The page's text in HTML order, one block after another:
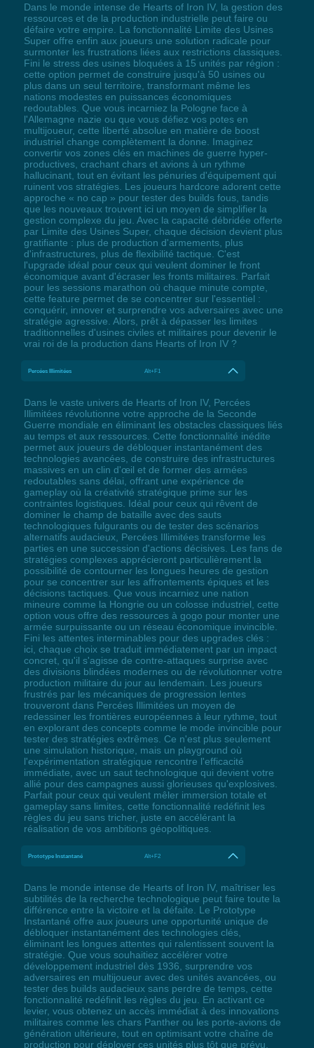
Dans le monde intense de Hearts of Iron IV, la gestion des
ressources et de la production industrielle peut faire ou
défaire votre empire. La fonctionnalité Limite des Usines
Super offre enfin aux joueurs une solution radicale pour
surmonter les frustrations liées aux restrictions classiques.
Fini le stress des usines bloquées à 15 unités par région :
cette option permet de construire jusqu'à 50 usines ou
plus dans un seul territoire, transformant même les
nations modestes en puissances économiques
redoutables. Que vous incarniez la Pologne face à
l'Allemagne nazie ou que vous défiez vos potes en
multijoueur, cette liberté absolue en matière de boost
industriel change complètement la donne. Imaginez
convertir vos zones clés en machines de guerre hyper-
productives, crachant chars et avions à un rythme
hallucinant, tout en évitant les pénuries d'équipement qui
ruinent vos stratégies. Les joueurs hardcore adorent cette
approche « no cap » pour tester des builds fous, tandis
que les nouveaux trouvent ici un moyen de simplifier la
gestion complexe du jeu. Avec la capacité débridée offerte
par Limite des Usines Super, chaque décision devient plus
gratifiante : plus de production d'armements, plus
d'infrastructures, plus de flexibilité tactique. C'est
l'upgrade idéal pour ceux qui veulent dominer le front
économique avant d'écraser les fronts militaires. Parfait
pour les sessions marathon où chaque minute compte,
cette feature permet de se concentrer sur l'essentiel :
conquérir, innover et surprendre vos adversaires avec une
stratégie agressive. Alors, prêt à dépasser les limites
traditionnelles d'usines civiles et militaires pour devenir le
vrai roi de la production dans Hearts of Iron IV ?
Percées Illimitées Alt+F1
Dans le vaste univers de Hearts of Iron IV, Percées
Illimitées révolutionne votre approche de la Seconde
Guerre mondiale en éliminant les obstacles classiques liés
au temps et aux ressources. Cette fonctionnalité inédite
permet aux joueurs de débloquer instantanément des
technologies avancées, de construire des infrastructures
massives en un clin d'œil et de former des armées
redoutables sans délai, offrant une expérience de
gameplay où la créativité stratégique prime sur les
contraintes logistiques. Idéal pour ceux qui rêvent de
dominer le champ de bataille avec des sauts
technologiques fulgurants ou de tester des scénarios
alternatifs audacieux, Percées Illimitées transforme les
parties en une succession d'actions décisives. Les fans de
stratégies complexes apprécieront particulièrement la
possibilité de contourner les longues heures de gestion
pour se concentrer sur les affrontements épiques et les
décisions tactiques. Que vous incarniez une nation
mineure comme la Hongrie ou un colosse industriel, cette
option vous offre des ressources à gogo pour monter une
armée surpuissante ou un réseau économique invincible.
Fini les attentes interminables pour des upgrades clés :
ici, chaque choix se traduit immédiatement par un impact
concret, qu'il s'agisse de contre-attaques surprise avec
des divisions blindées modernes ou de révolutionner votre
production militaire du jour au lendemain. Les joueurs
frustrés par les mécaniques de progression lentes
trouveront dans Percées Illimitées un moyen de
redessiner les frontières européennes à leur rythme, tout
en explorant des concepts comme le mode invincible pour
tester des stratégies extrêmes. Ce n'est plus seulement
une simulation historique, mais un playground où
l'expérimentation stratégique rencontre l'efficacité
immédiate, avec un saut technologique qui devient votre
allié pour des campagnes aussi glorieuses qu'explosives.
Parfait pour ceux qui veulent mêler immersion totale et
gameplay sans limites, cette fonctionnalité redéfinit les
règles du jeu sans tricher, juste en accélérant la
réalisation de vos ambitions géopolitiques.
Prototype Instantané Alt+F2
Dans le monde intense de Hearts of Iron IV, maîtriser les
subtilités de la recherche technologique peut faire toute la
différence entre la victoire et la défaite. Le Prototype
Instantané offre aux joueurs une opportunité unique de
débloquer instantanément des technologies clés,
éliminant les longues attentes qui ralentissent souvent la
stratégie. Que vous souhaitiez accélérer votre
développement industriel dès 1936, surprendre vos
adversaires en multijoueur avec des unités avancées, ou
tester des builds audacieux sans perdre de temps, cette
fonctionnalité redéfinit les règles du jeu. En activant ce
levier, vous obtenez un accès immédiat à des innovations
militaires comme les chars Panther ou les porte-avions de
génération ultérieure, tout en optimisant votre chaîne de
production pour déployer ces unités plus tôt que prévu.